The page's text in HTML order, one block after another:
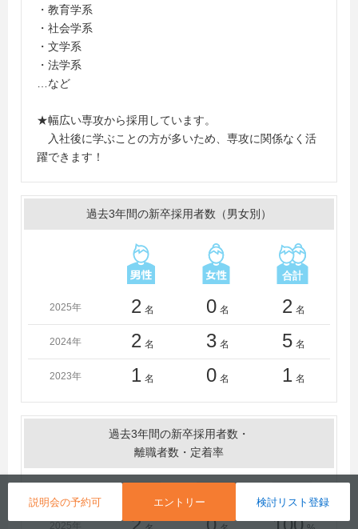
説明会の予約可 エントリー 検討リスト登録
・教育学系
・社会学系
・文学系
・法学系
…など
★幅広い専攻から採用しています。
入社後に学ぶことの方が多いため、専攻に関係なく活
躍できます！
過去3年間の新卒採用者数（男女別）
2025年 2 名 0 名 2 名
2024年 2 名 3 名 5 名
2023年 1 名 0 名 1 名
過去3年間の新卒採用者数・
離職者数・定着率
2025年 2 0 100